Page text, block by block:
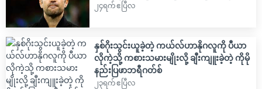
၂၄ရက် ဧပြီလ
နှစ်ဂိုးသွင်းယူခဲ့တဲ့ ကယ်လ်ဟာနိုဂလူကို ပီယာ
လိုကဲ့သို့ ကစားသမားမျိုးလို့ ချီးကျူးခဲ့တဲ့ ကိုမို
နည်းပြဖာဘရီဂတ်စ်
၂၃ရက် ဧပြီလ